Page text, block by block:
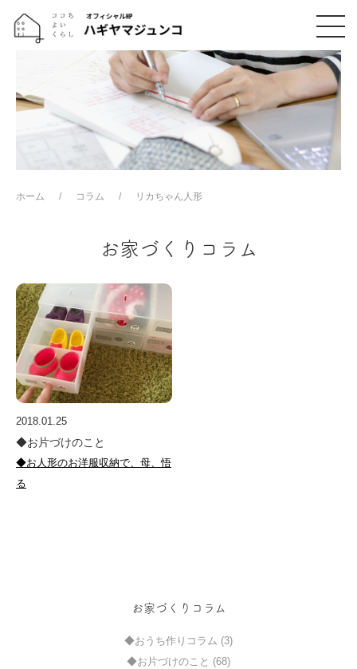
ホーム コラム リカちゃん人形
お家づくりコラム
2018.01.25
◆お片づけのこと
◆お人形のお洋服収納で、母、悟
る
お家づくりコラム
◆おうち作りコラム (3)
◆お片づけのこと (68)